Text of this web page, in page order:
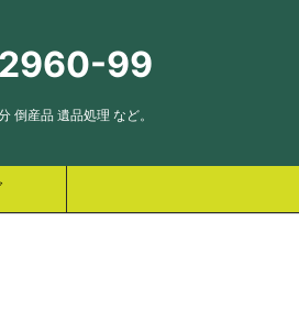
99
倒産品 遺品処理 など。